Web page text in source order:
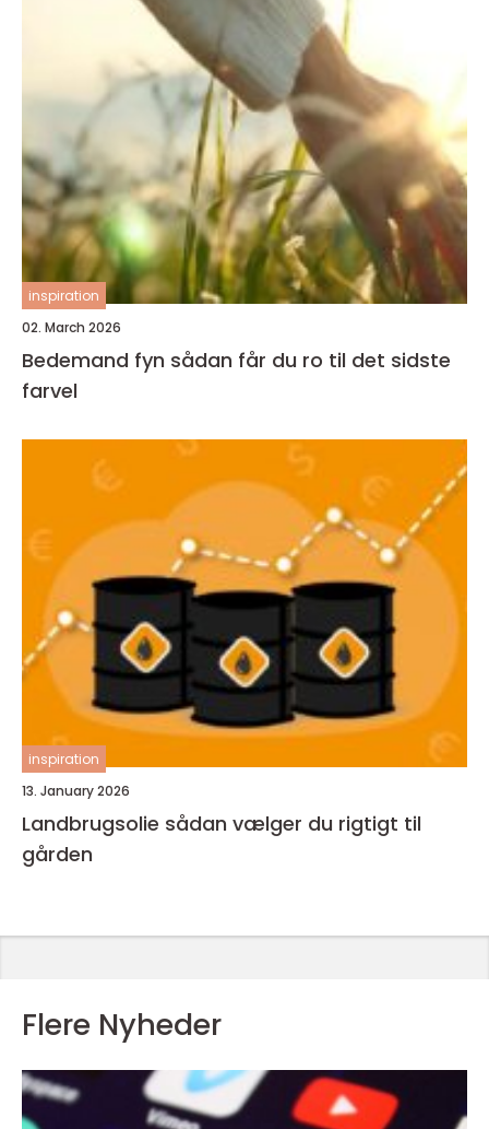
inspiration
02. March 2026
Bedemand fyn sådan får du ro til det sidste
farvel
inspiration
13. January 2026
Landbrugsolie sådan vælger du rigtigt til
gården
Flere Nyheder